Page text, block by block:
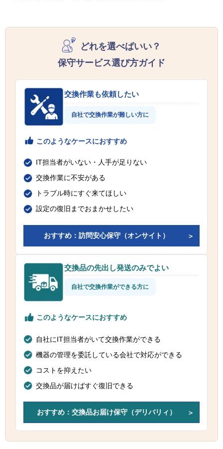
どれを選べばいい？
保守サービス選び方ガイド
交換作業も依頼したい
自社で交換作業が難しい方に
このようなケースにおすすめ
IT担当者がいない・人手が足りない
交換作業に不安がある
トラブル時にすぐ来てほしい
設定の復旧までおまかせしたい
おすすめ：訪問安心保守（オンサイト）
交換品の先出し発送のみでよい
自社で交換作業ができる方に
このようなケースにおすすめ
自社にIT担当者がいて交換作業ができる
機器の管理を委託している会社で対応ができる
コストを抑えたい
交換品が届けばすぐ復旧できる
おすすめ：交換品お届け保守（デリバリィ）